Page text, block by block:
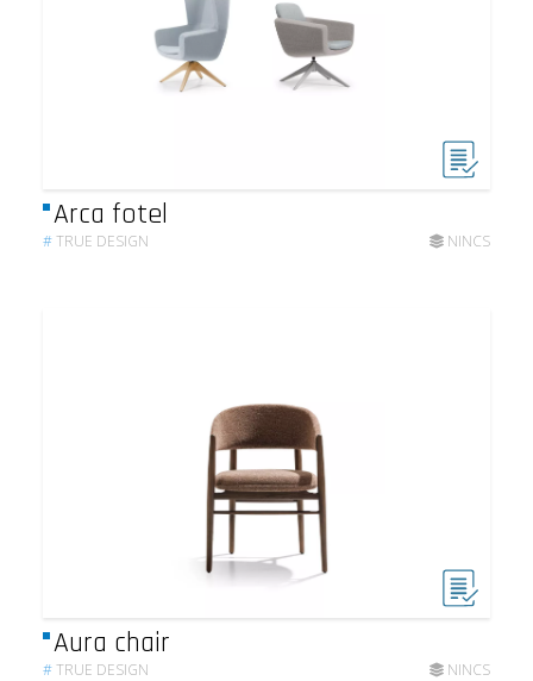
Arca fotel
#TRUE DESIGN NINCS
Aura chair
#TRUE DESIGN NINCS